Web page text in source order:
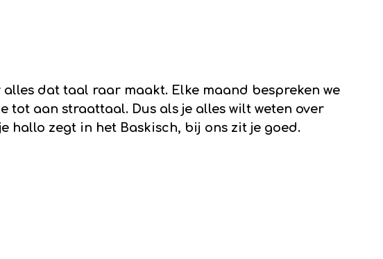
dat taal raar maakt. Elke maand bespreken we
tot aan straattaal. Dus als je alles wilt weten over
hallo zegt in het Baskisch, bij ons zit je goed.